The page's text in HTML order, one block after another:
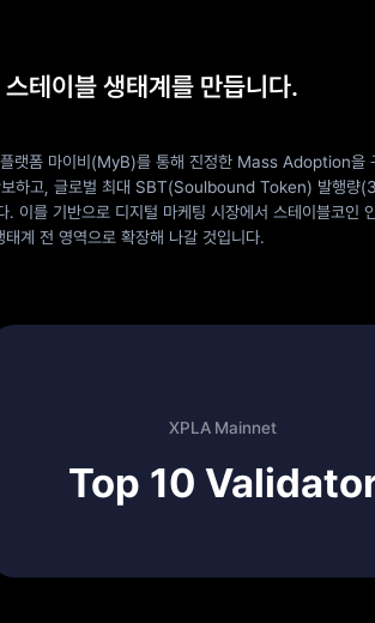
테이블 생태계를 만듭니다.
랫폼 마이비(MyB)를 통해 진정한 Mass Adoption을
보하고, 글로벌 최대 SBT(Soulbound Token) 발행량
. 이를 기반으로 디지털 마케팅 시장에서 스테이블코인
계 전 영역으로 확장해 나갈 것입니다.
XPLA Mainnet
Top 10